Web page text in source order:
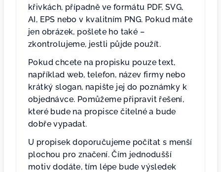
křivkách, případně ve formátu PDF, SVG,
AI, EPS nebo v kvalitním PNG. Pokud máte
jen obrázek, pošlete ho také –
zkontrolujeme, jestli půjde použít.
Pokud chcete na propisku pouze text,
například web, telefon, název firmy nebo
krátký slogan, napište jej do poznámky k
objednávce. Pomůžeme připravit řešení,
které bude na propisce čitelné a bude
dobře vypadat.
U propisek doporučujeme počítat s menší
plochou pro značení. Čím jednodušší
motiv dodáte, tím lépe bude výsledek